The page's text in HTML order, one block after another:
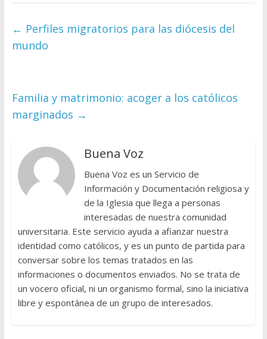
← Perfiles migratorios para las diócesis del
mundo
Familia y matrimonio: acoger a los católicos
marginados →
Buena Voz
Buena Voz es un Servicio de
Información y Documentación religiosa y
de la Iglesia que llega a personas
interesadas de nuestra comunidad
universitaria. Este servicio ayuda a afianzar nuestra
identidad como católicos, y es un punto de partida para
conversar sobre los temas tratados en las
informaciones o documentos enviados. No se trata de
un vocero oficial, ni un organismo formal, sino la iniciativa
libre y espontánea de un grupo de interesados.